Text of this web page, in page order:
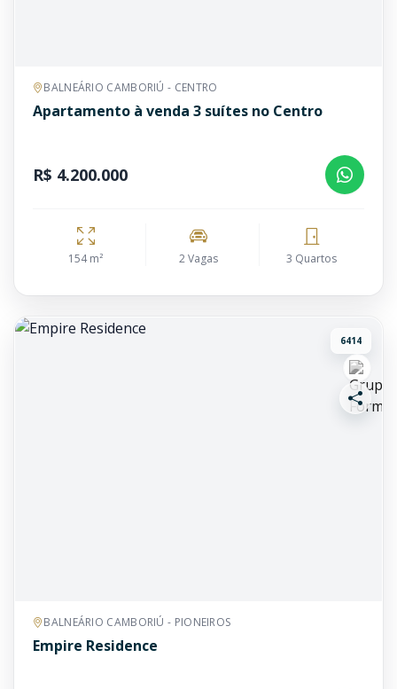
BALNEÁRIO CAMBORIÚ - CENTRO
Apartamento à venda 3 suítes no Centro
R$ 4.200.000
154 m² 2 Vagas 3 Quartos
6414
BALNEÁRIO CAMBORIÚ - PIONEIROS
Empire Residence